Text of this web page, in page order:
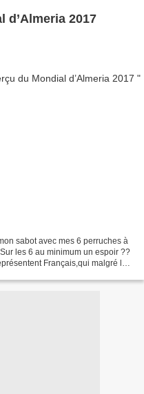
d’Almeria 2017
sabot avec mes 6 perruches à
les 6 au minimum un espoir ??
Français,qui malgré les